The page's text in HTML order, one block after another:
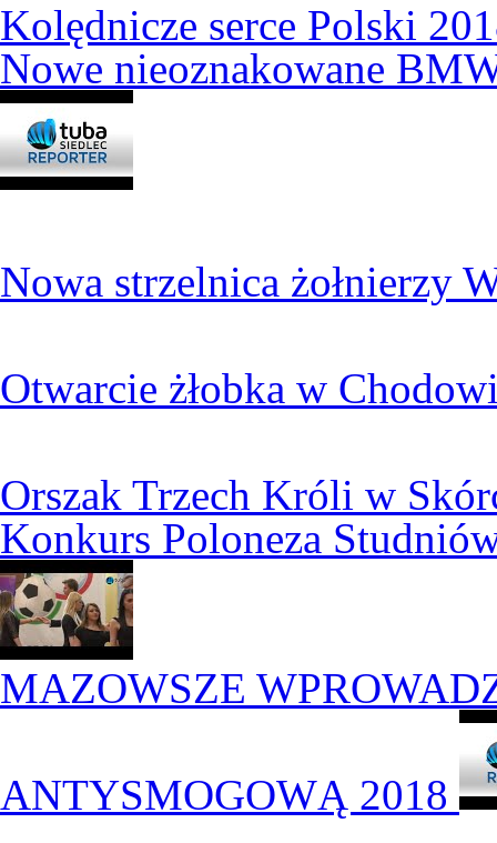
Kolędnicze serce Polski
Nowe nieoznakowane
Nowa strzelnica żołnierzy
Otwarcie żłobka w
Orszak Trzech Króli w
Konkurs Poloneza
MAZOWSZE
ANTYSMOGOWĄ 2018